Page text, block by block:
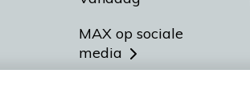
MAX op sociale
media